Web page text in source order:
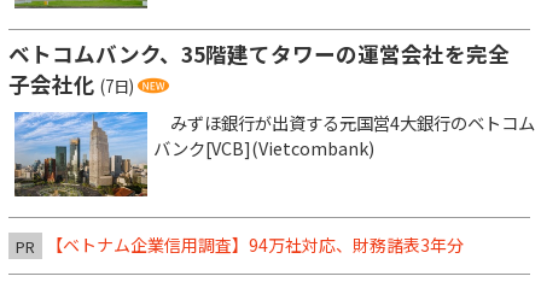
ベトコムバンク、35階建てタワーの運営会社を完全
子会社化 (7日)
みずほ銀行が出資する元国営4大銀行のベトコム
バンク[VCB](Vietcombank)
PR 【ベトナム企業信用調査】94万社対応、財務諸表3年分